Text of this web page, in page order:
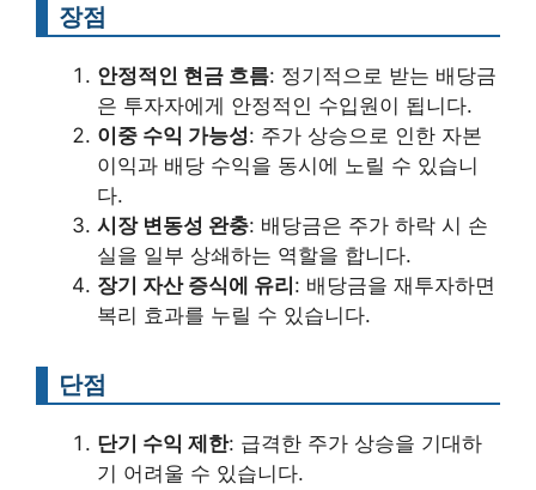
장점
안정적인 현금 흐름: 정기적으로 받는 배당금
은 투자자에게 안정적인 수입원이 됩니다.
이중 수익 가능성: 주가 상승으로 인한 자본
이익과 배당 수익을 동시에 노릴 수 있습니
다.
시장 변동성 완충: 배당금은 주가 하락 시 손
실을 일부 상쇄하는 역할을 합니다.
장기 자산 증식에 유리 : 배당금을 재투자하면
복리 효과를 누릴 수 있습니다.
단점
단기 수익 제한: 급격한 주가 상승을 기대하
기 어려울 수 있습니다.